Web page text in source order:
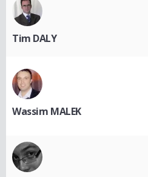
Tim DALY
Wassim MALEK